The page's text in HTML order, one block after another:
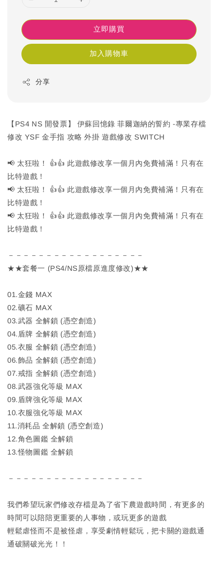
立即購買
加入購物車
分享
【PS4 NS 開發票】 伊蘇回憶錄 菲爾迦納的誓約 -專業存檔
修改 YSF 金手指 攻略 外掛 遊戲修改 SWITCH
📢 太狂啦！ 👍👍 此遊戲修改享一個月內免費補滿！只有在
比特遊戲！
📢 太狂啦！ 👍👍 此遊戲修改享一個月內免費補滿！只有在
比特遊戲！
📢 太狂啦！ 👍👍 此遊戲修改享一個月內免費補滿！只有在
比特遊戲！
－－－－－－－－－－－－－－－－－－
★★套餐一 (PS4/NS原檔原進度修改)★★
01.金錢 MAX
02.礦石 MAX
03.武器 全解鎖 (憑空創造)
04.盾牌 全解鎖 (憑空創造)
05.衣服 全解鎖 (憑空創造)
06.飾品 全解鎖 (憑空創造)
07.戒指 全解鎖 (憑空創造)
08.武器強化等級 MAX
09.盾牌強化等級 MAX
10.衣服強化等級 MAX
11.消耗品 全解鎖 (憑空創造)
12.角色圖鑑 全解鎖
13.怪物圖鑑 全解鎖
－－－－－－－－－－－－－－－－－－
我們希望玩家們修改存檔是為了省下農遊戲時間，有更多的
時間可以陪陪更重要的人事物，或玩更多的遊戲
輕鬆虐怪而不是被怪虐，享受劇情輕鬆玩，把卡關的遊戲通
通破關破光光！！